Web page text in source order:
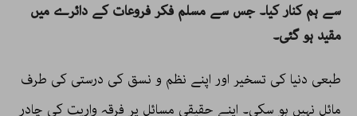
سے ہم کنار کیا۔ جس سے مسلم فکر فروعات کے دائرے میں
مقید ہو گئی۔
طبعی دنیا کی تسخیر اور اپنے نظم و نسق کی درستی کی طرف
مائل نہیں ہو سکی۔ اپنے حقیقی مسائل پر فرقہ واریت کی چادر